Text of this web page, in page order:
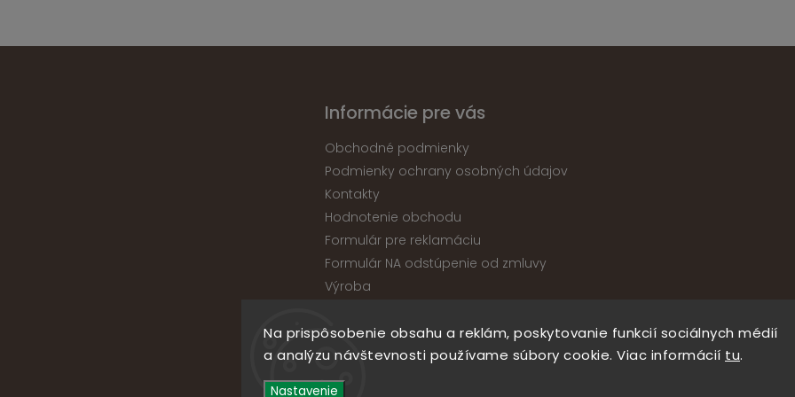
Na prispôsobenie obsahu a reklám, poskytovanie funkcií sociálnych médií
a analýzu návštevnosti používame súbory cookie. Viac informácií tu.
Nastavenie
Informácie pre vás
Obchodné podmienky
Podmienky ochrany osobných údajov
Kontakty
Hodnotenie obchodu
Formulár pre reklamáciu
Formulár NA odstúpenie od zmluvy
Výroba
Copyright 2026 nabytokatika.sk
. Všetky práva vyhradené.
Upraviť nastavenie cookies